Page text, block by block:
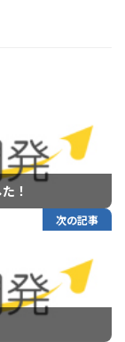
！
次の記事